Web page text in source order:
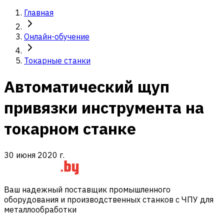
Главная
Онлайн-обучение
Токарные станки
Автоматический щуп
привязки инструмента на
токарном станке
30 июня 2020 г.
Ваш надежный поставщик промышленного
оборудования и производственных станков с ЧПУ для
металлообработки